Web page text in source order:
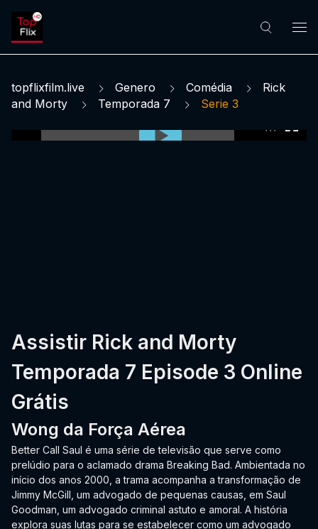
topflixfilm.live Genero Comédia
Rick
and Morty
Temporada 7 Serie 3
Assistir Rick and Morty
Temporada 7 Episode 3 Online
Grátis
Wong da Força Aérea
Better Call Saul é uma série de televisão que serve como
prelúdio para o aclamado drama Breaking Bad. Ambientada no
início dos anos 2000, a trama acompanha a transformação de
Jimmy McGill, um advogado de pequenas causas, em Saul
Goodman, um advogado criminal astuto e amoral. A história
explora suas lutas para se estabelecer como um advogado